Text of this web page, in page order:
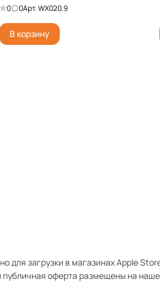
0 0Арт.WX020.9
В корзину
для загрузки в магазинах Apple
оферта размещены на